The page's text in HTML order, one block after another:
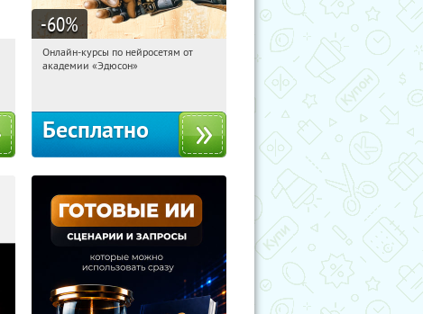
-60%
10:25:52 Получили:
Онлайн-курсы по нейросетям от
академии «Эдюсон»
Бесплатно